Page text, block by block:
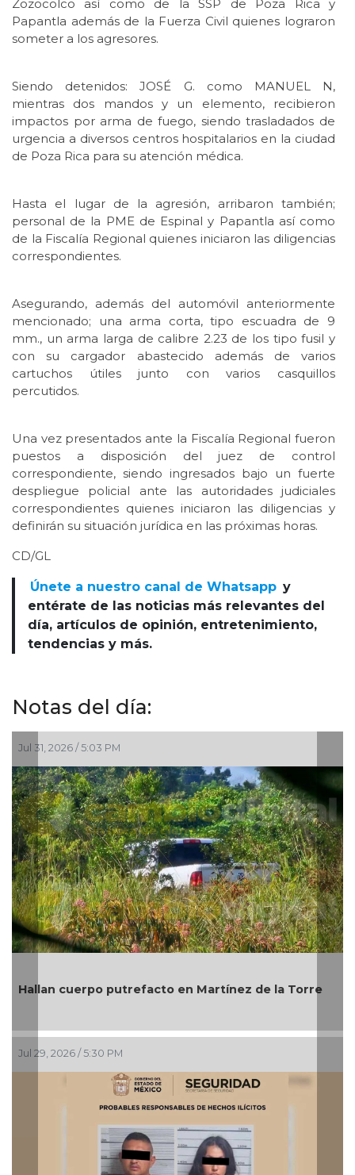
Zozocolco así como de la SSP de Poza Rica y
Papantla además de la Fuerza Civil quienes lograron
someter a los agresores.
Siendo detenidos: JOSÉ G. como MANUEL N,
mientras dos mandos y un elemento, recibieron
impactos por arma de fuego, siendo trasladados de
urgencia a diversos centros hospitalarios en la ciudad
de Poza Rica para su atención médica.
Hasta el lugar de la agresión, arribaron también;
personal de la PME de Espinal y Papantla así como
de la Fiscalía Regional quienes iniciaron las diligencias
correspondientes.
Asegurando, además del automóvil anteriormente
mencionado; una arma corta, tipo escuadra de 9
mm., un arma larga de calibre 2.23 de los tipo fusil y
con su cargador abastecido además de varios
cartuchos útiles junto con varios casquillos
percutidos.
Una vez presentados ante la Fiscalía Regional fueron
puestos a disposición del juez de control
correspondiente, siendo ingresados bajo un fuerte
despliegue policial ante las autoridades judiciales
correspondientes quienes iniciaron las diligencias y
definirán su situación jurídica en las próximas horas.
CD/GL
Únete a nuestro canal de Whatsapp y
entérate de las noticias más relevantes del
día, artículos de opinión, entretenimiento,
tendencias y más.
Notas del día:
en Martínez de la Torre
Michoacán: atacan a
Bienes Comunales